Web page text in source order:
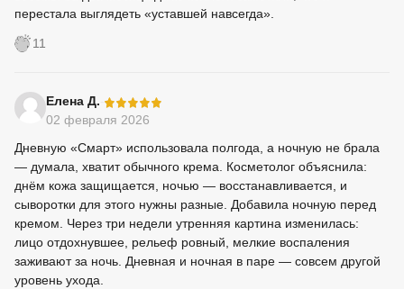
перестала выглядеть «уставшей навсегда».
11
Елена Д.
02 февраля 2026
Дневную «Смарт» использовала полгода, а ночную не брала
— думала, хватит обычного крема. Косметолог объяснила:
днём кожа защищается, ночью — восстанавливается, и
сыворотки для этого нужны разные. Добавила ночную перед
кремом. Через три недели утренняя картина изменилась:
лицо отдохнувшее, рельеф ровный, мелкие воспаления
заживают за ночь. Дневная и ночная в паре — совсем другой
уровень ухода.